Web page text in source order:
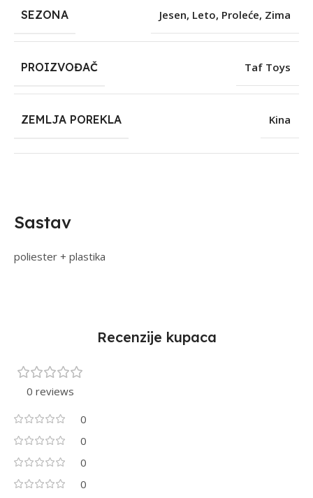
SEZONA Jesen, Leto, Proleće, Zima
PROIZVOĐAČ Taf Toys
ZEMLJA POREKLA Kina
Sastav
poliester + plastika
Recenzije kupaca
0 reviews
0
0
0
0